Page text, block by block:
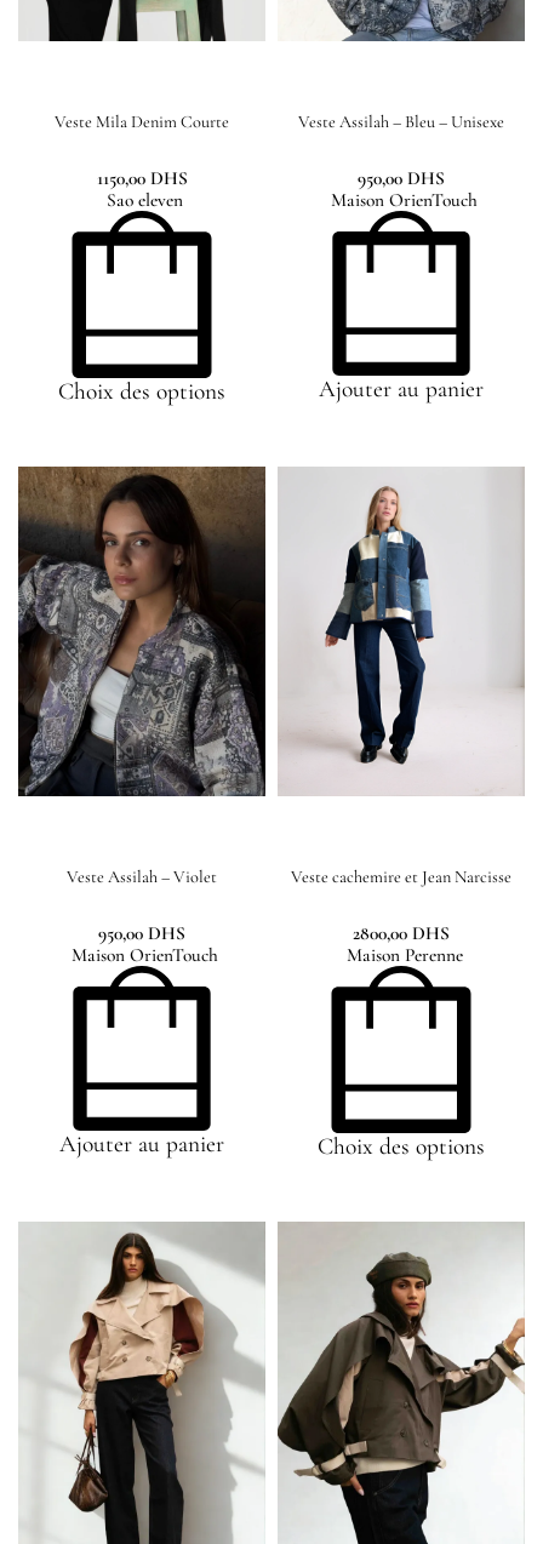
Veste Mila Denim Courte
Sao eleven
1150,00 DHS
Choix des options
Veste Assilah – Bleu – Unisexe
Maison OrienTouch
950,00 DHS
Ajouter au panier
Veste Assilah – Violet
Maison OrienTouch
950,00 DHS
Ajouter au panier
Veste cachemire et Jean Narcisse
Maison Perenne
2800,00 DHS
Choix des options